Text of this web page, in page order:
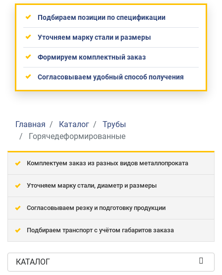
Подбираем позиции по спецификации
Уточняем марку стали и размеры
Формируем комплектный заказ
Согласовываем удобный способ получения
Главная Каталог
Трубы
Горячедеформированные
Комплектуем заказ из разных видов металлопроката
Уточняем марку стали, диаметр и размеры
Согласовываем резку и подготовку продукции
Подбираем транспорт с учётом габаритов заказа
КАТАЛОГ